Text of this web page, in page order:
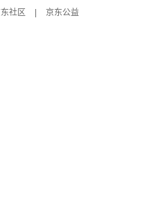
社区
京东公益